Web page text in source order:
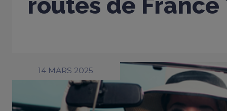
routes de France
14 MARS 2025